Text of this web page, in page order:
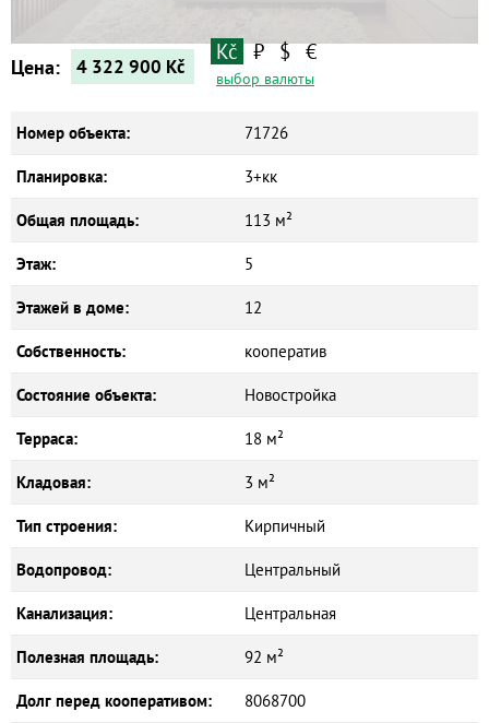
Цена: 4 322 900 Kč
Kč ₽ $ €
выбор валюты
Номер объекта: 71726
Планировка: 3+кк
Общая площадь: 113 м²
Этаж: 5
Этажей в доме: 12
Собственность: кооператив
Состояние объекта: Новостройка
Терраса: 18 м²
Кладовая: 3 м²
Тип строения: Кирпичный
Водопровод: Центральный
Канализация: Центральная
Полезная площадь: 92 м²
Долг перед кооперативом: 8068700